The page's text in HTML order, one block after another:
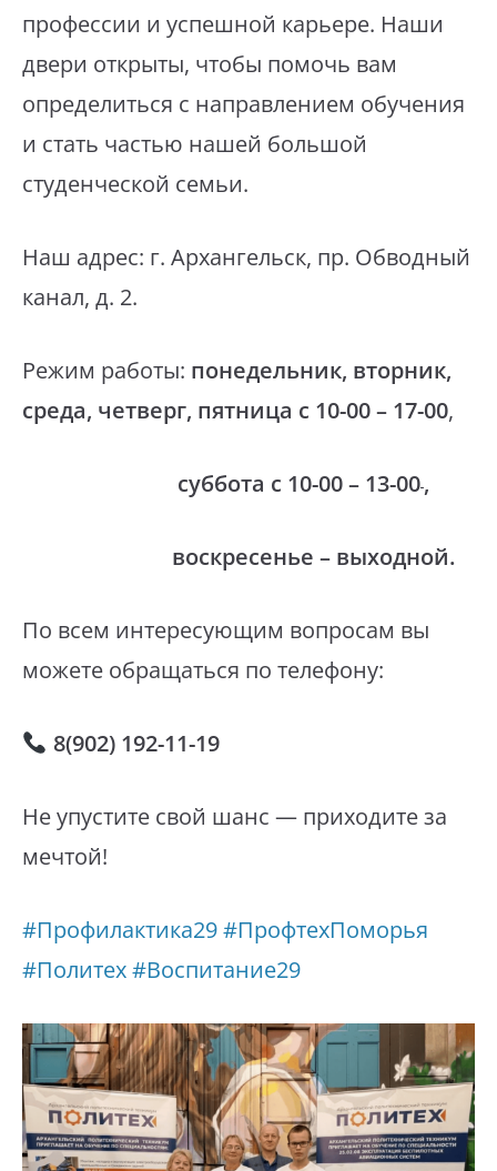
профессии и успешной карьере. Наши
двери открыты, чтобы помочь вам
определиться с направлением обучения
и стать частью нашей большой
студенческой семьи.
Наш адрес: г. Архангельск, пр. Обводный
канал, д. 2.
Режим работы: понедельник, вторник,
среда, четверг, пятница с 10-00 – 17-00,
суббота с 10-00 – 13-00,
воскресенье – выходной.
По всем интересующим вопросам вы
можете обращаться по телефону:
8(902) 192-11-19
Не упустите свой шанс — приходите за
мечтой!
#Профилактика29#ПрофтехПоморья
#Политех#Воспитание29